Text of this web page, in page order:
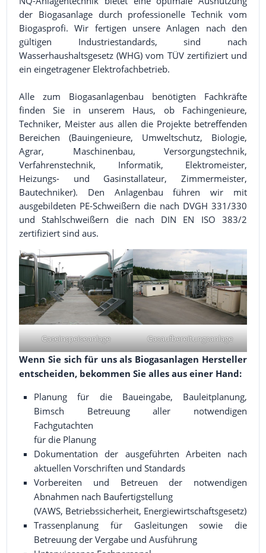
der Biogasanlage durch professionelle Technik vom
Biogasprofi. Wir fertigen unsere Anlagen nach den
gültigen Industriestandards, sind nach
Wasserhaushaltsgesetz (WHG) vom TÜV zertifiziert und
ein eingetragener Elektrofachbetrieb.
Alle zum Biogasanlagenbau benötigten Fachkräfte
finden Sie in unserem Haus, ob Fachingenieure,
Techniker, Meister aus allen die Projekte betreffenden
Bereichen (Bauingenieure, Umweltschutz, Biologie,
Agrar, Maschinenbau, Versorgungstechnik,
Verfahrenstechnik, Informatik, Elektromeister,
Heizungs- und Gasinstallateur, Zimmermeister,
Bautechniker). Den Anlagenbau führen wir mit
ausgebildeten PE-Schweißern die nach DVGH 331/330
und Stahlschweißern die nach DIN EN ISO 383/2
zertifiziert sind aus.
Gaseinspeiseanlage Gasaufbereitungsanlage
Wenn Sie sich für uns als Biogasanlagen Hersteller
entscheiden, bekommen Sie alles aus einer Hand:
Planung für die Baueingabe, Bauleitplanung,
Bimsch Betreuung aller notwendigen
Fachgutachten
für die Planung
Dokumentation der ausgeführten Arbeiten nach
aktuellen Vorschriften und Standards
Vorbereiten und Betreuen der notwendigen
Abnahmen nach Baufertigstellung
(VAWS, Betriebssicherheit, Energiewirtschaftsgesetz)
Trassenplanung für Gasleitungen sowie die
Betreuung der Vergabe und Ausführung